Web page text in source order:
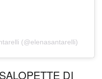
(@elenasantarelli)
DI